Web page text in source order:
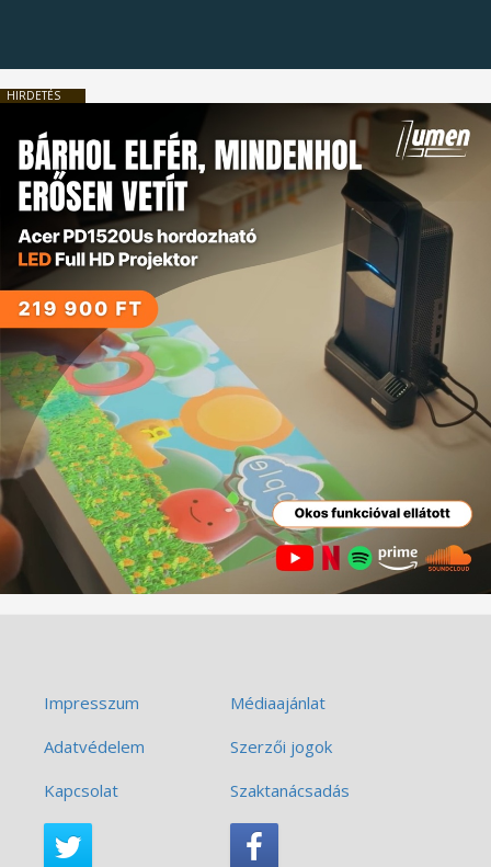
HIRDETÉS
Impresszum
Médiaajánlat
Adatvédelem
Szerzői jogok
Kapcsolat
Szaktanácsadás